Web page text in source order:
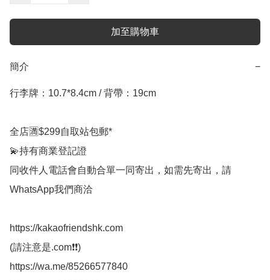
加至購物車
簡介 −
行李牌：10.7*8.4cm / 背帶：19cm
全店🈵$299自取站包郵*
💫持有商業登記證
同收件人電話會自動合單一同寄出，如需先寄出，請
WhatsApp我們商洽
https://kakaofriendshk.com
(請注意是.com❗❗)
https://wa.me/85266577840